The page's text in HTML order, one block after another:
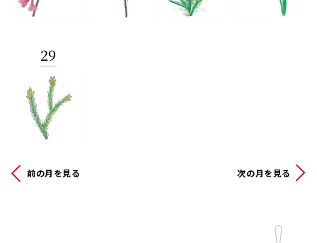
29
前の月を見る 次の月を見る